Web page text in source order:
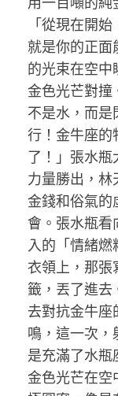
「從現在開
就是你的正
的光束在空中
金色光芒對撞
不是水，而是
行！金牛座的
了！」張水瓶
力量勝出，林
金錢和俗氣的
會。張水瓶看
入的「情緒
衣領上，那張
籤，丟了進去
去對抗金牛
鳴，這一次，
是充滿了水
金色光芒在空